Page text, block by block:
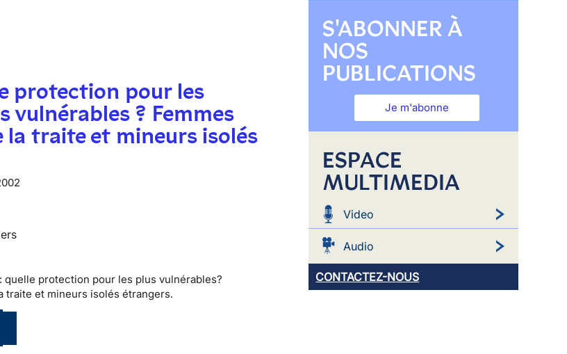
protection pour les
vulnérables ? Femmes
la traite et mineurs isolés
quelle protection pour les plus vulnérables?
traite et mineurs isolés étrangers.
S'ABONNER À
NOS
PUBLICATIONS
Je m'abonne
ESPACE
MULTIMEDIA
Video
Audio
CONTACTEZ-NOUS